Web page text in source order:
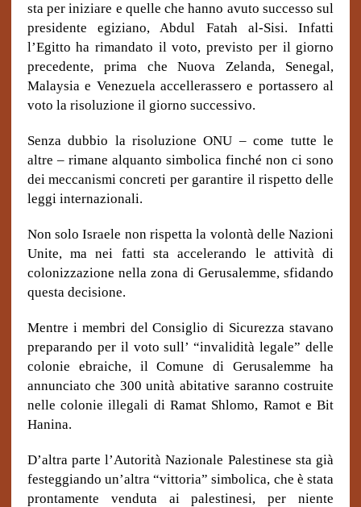
sta per iniziare e quelle che hanno avuto successo sul
presidente egiziano, Abdul Fatah al-Sisi. Infatti
l’Egitto ha rimandato il voto, previsto per il giorno
precedente, prima che Nuova Zelanda, Senegal,
Malaysia e Venezuela accellerassero e portassero al
voto la risoluzione il giorno successivo.
Senza dubbio la risoluzione ONU – come tutte le
altre – rimane alquanto simbolica finché non ci sono
dei meccanismi concreti per garantire il rispetto delle
leggi internazionali.
Non solo Israele non rispetta la volontà delle Nazioni
Unite, ma nei fatti sta accelerando le attività di
colonizzazione nella zona di Gerusalemme, sfidando
questa decisione.
Mentre i membri del Consiglio di Sicurezza stavano
preparando per il voto sull’ “invalidità legale” delle
colonie ebraiche, il Comune di Gerusalemme ha
annunciato che 300 unità abitative saranno costruite
nelle colonie illegali di Ramat Shlomo, Ramot e Bit
Hanina.
D’altra parte l’Autorità Nazionale Palestinese sta già
festeggiando un’altra “vittoria” simbolica, che è stata
prontamente venduta ai palestinesi, per niente